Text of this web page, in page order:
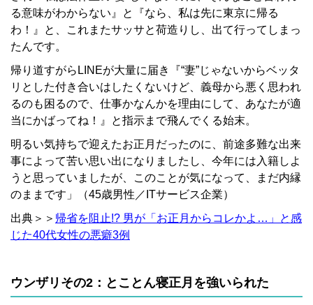
る意味がわからない』と『なら、私は先に東京に帰る
わ！』と、これまたサッサと荷造りし、出て行ってしまっ
たんです。
帰り道すがらLINEが大量に届き『“妻”じゃないからベッタ
リとした付き合いはしたくないけど、義母から悪く思われ
るのも困るので、仕事かなんかを理由にして、あなたが適
当にかばってね！』と指示まで飛んでくる始末。
明るい気持ちで迎えたお正月だったのに、前途多難な出来
事によって苦い思い出になりましたし、今年には入籍しよ
うと思っていましたが、このことが気になって、まだ内縁
のままです」（45歳男性／ITサービス企業）
出典＞＞ 帰省を阻止!? 男が「お正月からコレかよ…」と感
じた40代女性の悪癖3例
ウンザリその2：とことん寝正月を強いられた